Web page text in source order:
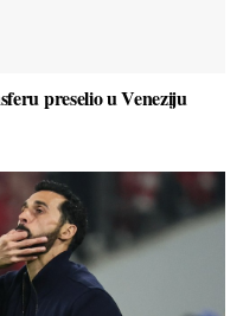
preselio u Veneziju